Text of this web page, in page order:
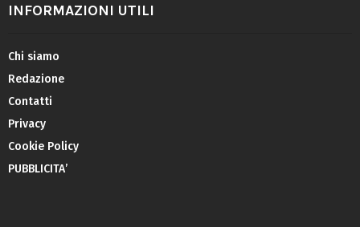
INFORMAZIONI UTILI
Chi siamo
Redazione
Contatti
Privacy
Cookie Policy
PUBBLICITA’